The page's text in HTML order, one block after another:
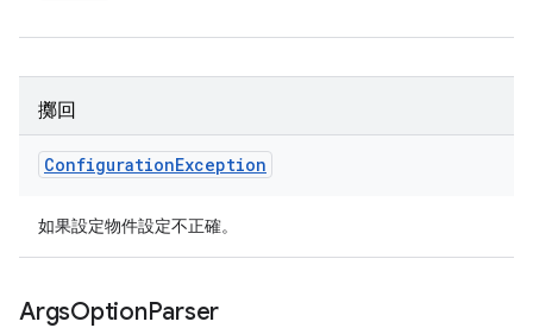
擲回
ConfigurationException
如果設定物件設定不正確。
ArgsOptionParser